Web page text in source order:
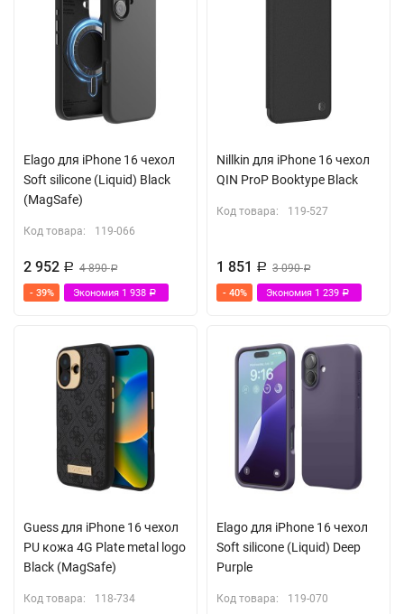
Elago для iPhone 16 чехол
Soft silicone (Liquid) Black
(MagSafe)
Код товара: 119-066
2 952 Р 4 890Р
- 39% Экономия 1 938 Р
Nillkin для iPhone 16 чехол
QIN ProP Booktype Black
Код товара: 119-527
1 851 Р 3 090Р
- 40% Экономия 1 239 Р
Guess для iPhone 16 чехол
PU кожа 4G Plate metal logo
Black (MagSafe)
Код товара: 118-734
Elago для iPhone 16 чехол
Soft silicone (Liquid) Deep
Purple
Код товара: 119-070